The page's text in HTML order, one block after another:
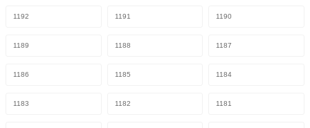
1192 1191 1190
1189 1188 1187
1186 1185 1184
1183 1182 1181